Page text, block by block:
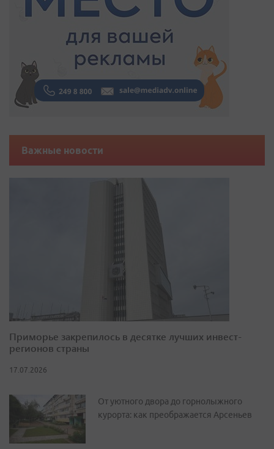
Важные новости
Приморье закрепилось в десятке лучших инвест-
регионов страны
17.07.2026
От уютного двора до горнолыжного
курорта: как преображается Арсеньев